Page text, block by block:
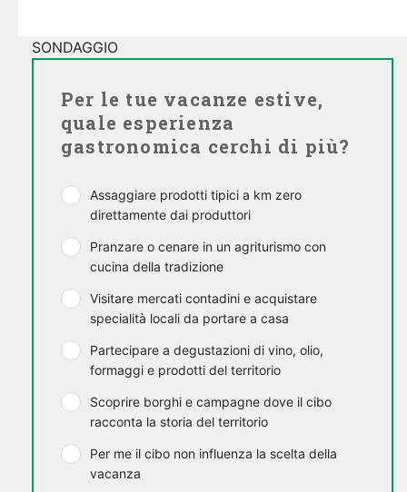
SONDAGGIO
Per le tue vacanze estive,
quale esperienza
gastronomica cerchi di più?
Assaggiare prodotti tipici a km zero
direttamente dai produttori
Pranzare o cenare in un agriturismo con
cucina della tradizione
Visitare mercati contadini e acquistare
specialità locali da portare a casa
Partecipare a degustazioni di vino, olio,
formaggi e prodotti del territorio
Scoprire borghi e campagne dove il cibo
racconta la storia del territorio
Per me il cibo non influenza la scelta della
vacanza